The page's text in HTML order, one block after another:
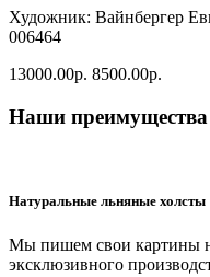
Художник: Вайнбергер
006464
13000.00р. 8500.00р.
Наши преимущества
Натуральные льняные холсты
Мы пишем свои картины
эксклюзивного